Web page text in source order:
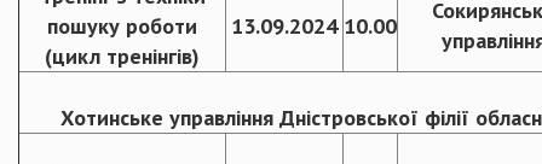
пошуку роботи
(цикл тренінгів)
13.09.2024 10.00
Хотинське управління Дністровської філії